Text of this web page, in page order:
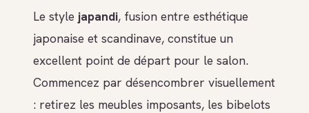
Le style japandi, fusion entre esthétique
japonaise et scandinave, constitue un
excellent point de départ pour le salon.
Commencez par désencombrer visuellement
: retirez les meubles imposants, les bibelots